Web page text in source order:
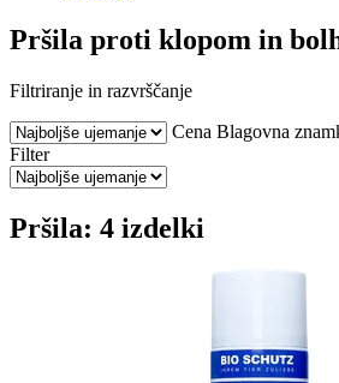
Pršila proti klopom in
Filtriranje in razvrščanje
Cena Blagovna
Filter
Pršila: 4 izdelki